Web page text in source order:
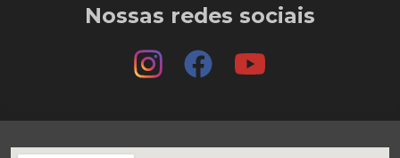
Nossas redes sociais